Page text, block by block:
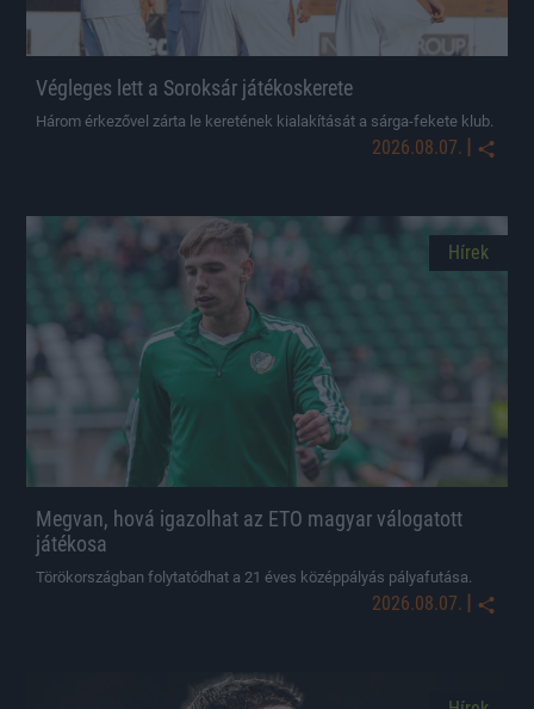
Végleges lett a Soroksár játékoskerete
Három érkezővel zárta le keretének kialakítását a sárga-fekete klub.
2026.08.07. |
Hírek
Megvan, hová igazolhat az ETO magyar válogatott
játékosa
Törökországban folytatódhat a 21 éves középpályás pályafutása.
2026.08.07. |